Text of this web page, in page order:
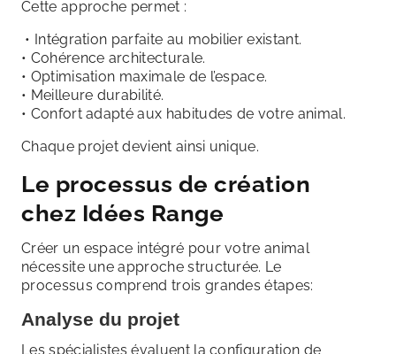
Cette approche permet :
• Intégration parfaite au mobilier existant.
• Cohérence architecturale.
• Optimisation maximale de l’espace.
• Meilleure durabilité.
• Confort adapté aux habitudes de votre animal.
Chaque projet devient ainsi unique.
Le processus de création
chez Idées Range
Créer un espace intégré pour votre animal
nécessite une approche structurée. Le
processus comprend trois grandes étapes:
Analyse du projet
Les spécialistes évaluent la configuration de